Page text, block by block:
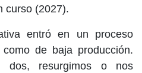
curso (2027).
entró en un proceso
de baja producción.
dos, resurgimos o nos